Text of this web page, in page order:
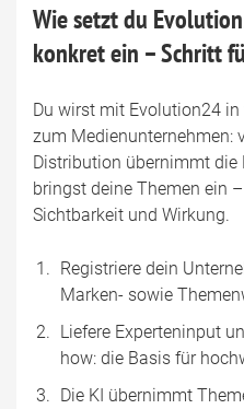
Wie setzt du
konkret ein – Schritt
Du wirst mit Evolution24
zum Medienunternehmen:
Distribution übernimmt die
bringst deine Themen ein
Sichtbarkeit und Wirkung.
Registriere dein
Marken- sowie
Liefere Experteninput
how: die Basis für
Die KI übernimmt